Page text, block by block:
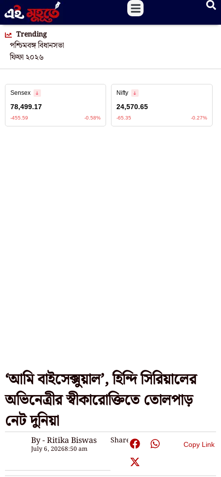
Trending
পশ্চিমবঙ্গ বিধানসভা
ফিফা ২০২৬
‘আমি বাইসেক্সুয়াল’, হিন্দি সিরিয়ালের
অভিনেত্রীর স্বীকারোক্তিতে তোলপাড়
নেট দুনিয়া
By - Ritika Biswas
July 6, 20268:50 am
Share: Copy Link